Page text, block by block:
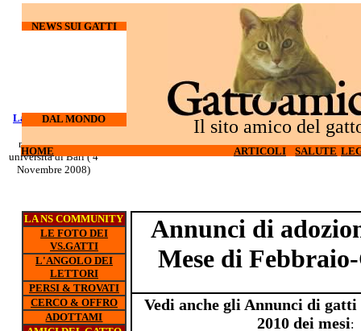
HOME ARTICOLI SALUTE
Il sito amico del
DAL MONDO
NEWS SUI GATTI
HOME ARTICOLI SALUTE
LA NS COMMUNITY
LE FOTO DEI
VS.GATTI
L'ANGOLO DEI
LETTORI
PERSI & TROVATI
CERCO & OFFRO
ADOTTAMI
Annunci di
Mese di
Vedi anche gli Annunci di
2010 dei mesi:
I gatti
Ottobre 2008)
Laureati su cani e
nuovo corso all'
universita di Bari ( 4
Novembre 2008)